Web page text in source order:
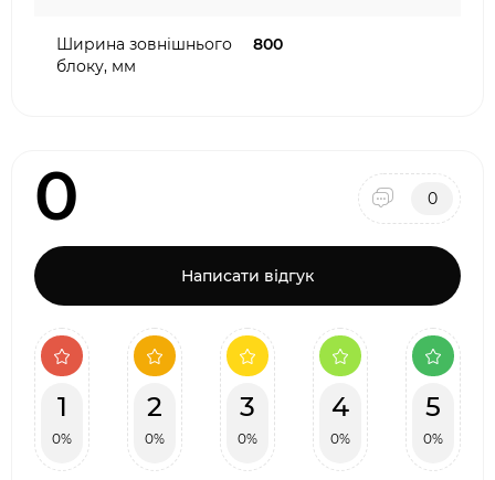
Ширина зовнішнього
блоку, мм
800
0 0
Написати відгук
1
0%
2
0%
3
0%
4
0%
5
0%